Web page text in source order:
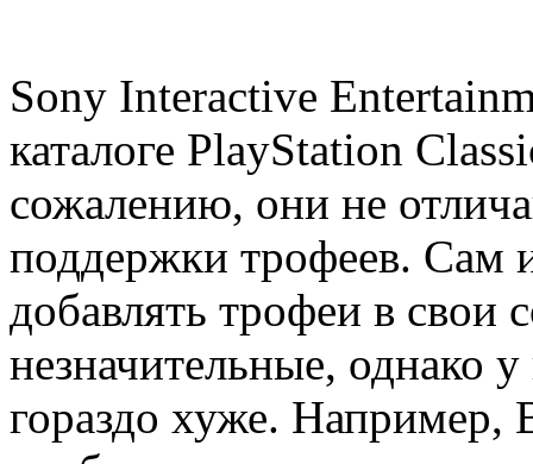
Sony Interactive
каталоге PlayStation
сожалению, они не
поддержки трофеев. Сам
добавлять трофеи в свои
незначительные, однако
гораздо хуже. Например,